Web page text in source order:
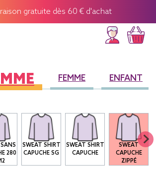
gratuite dès 60 € d'achat
FEMME ENFANT
280
SWEAT SHIRT
CAPUCHE SG
SWEAT SHIRT
CAPUCHE
SWEAT
CAPUCHE
ZIPPÉ